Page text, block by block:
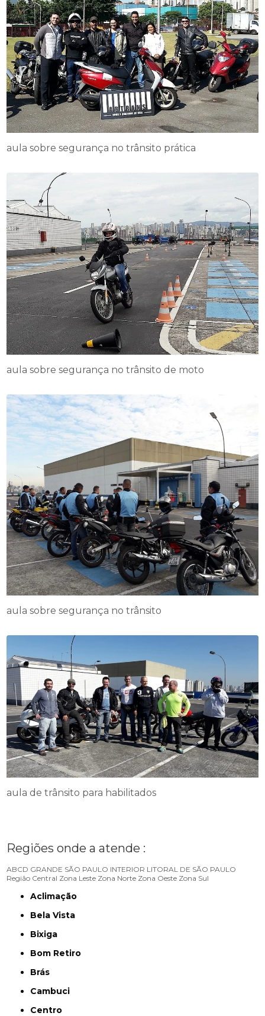
aula sobre segurança no trânsito prática
aula sobre segurança no trânsito de moto
aula sobre segurança no trânsito
aula de trânsito para habilitados
Regiões onde a atende :
ABCD GRANDE SÃO PAULO INTERIOR LITORAL DE SÃO PAULO
Região Central Zona Leste Zona Norte Zona Oeste Zona Sul
Aclimação
Bela Vista
Bixiga
Bom Retiro
Brás
Cambuci
Centro